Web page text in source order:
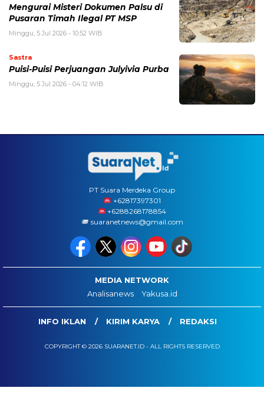
Mengurai Misteri Dokumen Palsu di
Pusaran Timah Ilegal PT MSP
Minggu, 5 Jul 2026 - 10:52 WIB
Sastra
Puisi-Puisi Perjuangan Julyivia Purba
Minggu, 5 Jul 2026 - 04:12 WIB
PT Suara Merdeka Group
‪+62817397301
+6288268178854
suaranetnews@gmail.com
MEDIA NETWORK
Analisanews
Yakusa.id
INFO IKLAN KIRIM KARYA REDAKSI
COPYRIGHT © 2026 SUARANET.ID - ALL RIGHTS RESERVED